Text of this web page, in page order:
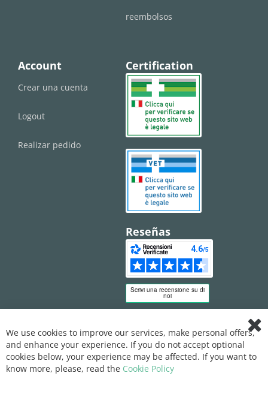
reembolsos
Account
Crear una cuenta
Logout
Realizar pedido
Certification
Reseñas
Bar
We use cookies to improve our services, make personal offers,
and enhance your experience. If you do not accept optional
cookies below, your experience may be affected. If you want to
know more, please, read the Cookie Policy